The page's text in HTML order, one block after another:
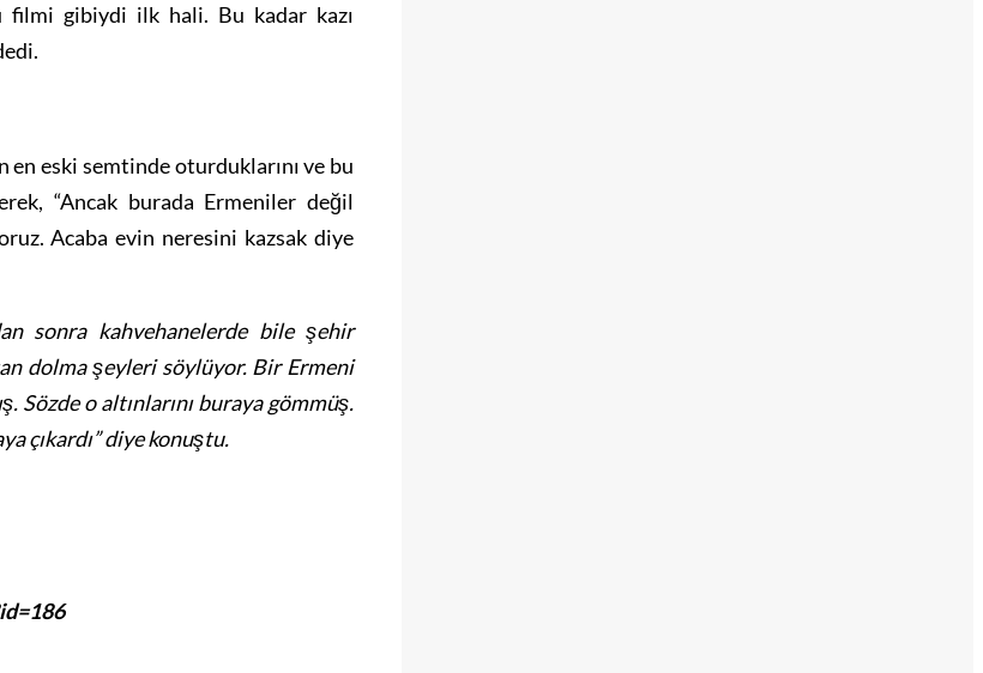
filmi gibiydi ilk hali. Bu kadar kazı
eski semtinde oturduklarını ve bu
“Ancak burada Ermeniler değil
Acaba evin neresini kazsak diye
sonra kahvehanelerde bile şehir
dolma şeyleri söylüyor. Bir Ermeni
Sözde o altınlarını buraya gömmüş.
çıkardı” diye konuştu.